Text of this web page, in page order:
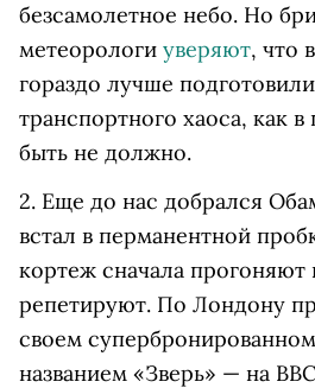
безсамолетное небо. Но
метеорологи уверяют, что
гораздо лучше
транспортного хаоса, как
быть не должно.
2. Еще до нас добрался
встал в перманентной
кортеж сначала прогоняют
репетируют. По Лондону
своем
названием «Зверь» — на BBC